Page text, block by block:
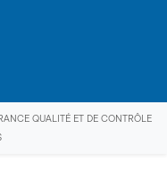
QUALITÉ ET DE CONTRÔLE